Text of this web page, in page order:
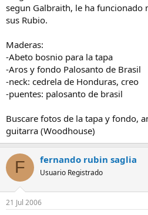
segun Galbraith, le ha funcionado
sus Rubio.
Maderas:
-Abeto bosnio para la tapa
-Aros y fondo Palosanto de Brasil
-neck: cedrela de Honduras, creo
-puentes: palosanto de brasil
Buscare fotos de la tapa y fondo,
guitarra (Woodhouse)
F fernando rubin saglia
Usuario Registrado
21 Jul 2006